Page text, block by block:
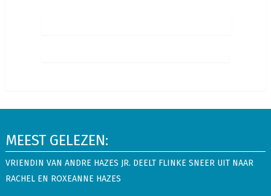
MEEST GELEZEN:
VRIENDIN VAN ANDRE HAZES JR. DEELT FLINKE SNEER UIT NAAR
RACHEL EN ROXEANNE HAZES